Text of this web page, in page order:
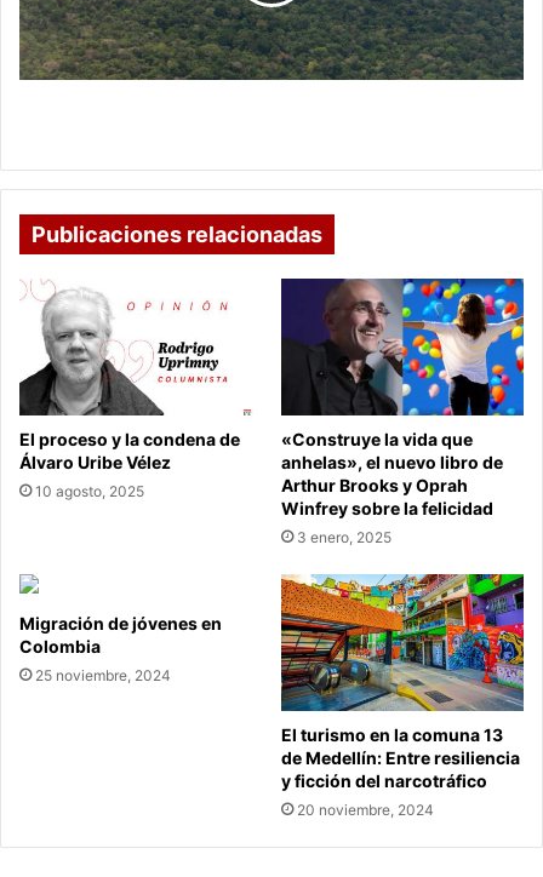
pasando
de
un
Publicaciones relacionadas
El proceso y la condena de
Álvaro Uribe Vélez
10 agosto, 2025
«Construye la vida que
anhelas», el nuevo libro de
Arthur Brooks y Oprah
Winfrey sobre la felicidad
3 enero, 2025
Migración de jóvenes en
Colombia
25 noviembre, 2024
El turismo en la comuna 13
de Medellín: Entre resiliencia
y ficción del narcotráfico
20 noviembre, 2024